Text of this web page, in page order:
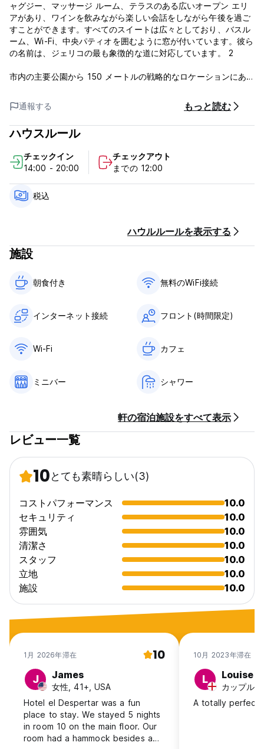
ャグジー、マッサージ ルーム、テラスのある広いオープン エリ
アがあり、ワインを飲みながら楽しい会話をしながら午後を過ご
すことができます。すべてのスイートは広々としており、バスル
ーム、Wi-Fi、中央パティオを囲むように窓が付いています。彼ら
の名前は、ジェリコの最も象徴的な道に対応しています。 2
市内の主要公園から 150 メートルの戦略的なロケーションにあ
トからは徒歩わずか 2 分です。
当ホテルは、地方自治体のこのカテゴリーではユニークなブティ
ックホテルで、16 室のスイートがあり、各スイートは優雅さと
ホテル エル デスペルタルのポリシーと条件:
キャンセルポリシー: ご到着の 3 日前まで。それ以降のキャンセ
12:00前にチェックアウト
到着時に現金でお支払いください
税込み
一般的な：
門限なし
通報する もっと読む
ハウスルール
チェックイン
14:00 - 20:00
チェックアウト
までの 12:00
税込
ハウルルールを表示する
施設
朝食付き‎ 無料のWiFi接続
インターネット接続 フロント(時間限定)
Wi-Fi カフェ
ミニバー シャワー
軒の宿泊施設をすべて表示
レビュー一覧
10とても素晴らしい(3)
コストパフォーマンス
10.0
セキュリティ
10.0
雰囲気
10.0
清潔さ
10.0
スタッフ
10.0
立地
10.0
施設
10.0
1月 2026年滞在 10
J James
女性, 41+, USA
Hotel el Despertar was a fun
place to stay. We stayed 5 nights
in room 10 on the main floor. Our
room had a hammock besides a
10月 2023年滞在
L Louise
カップル,
A totally perfect